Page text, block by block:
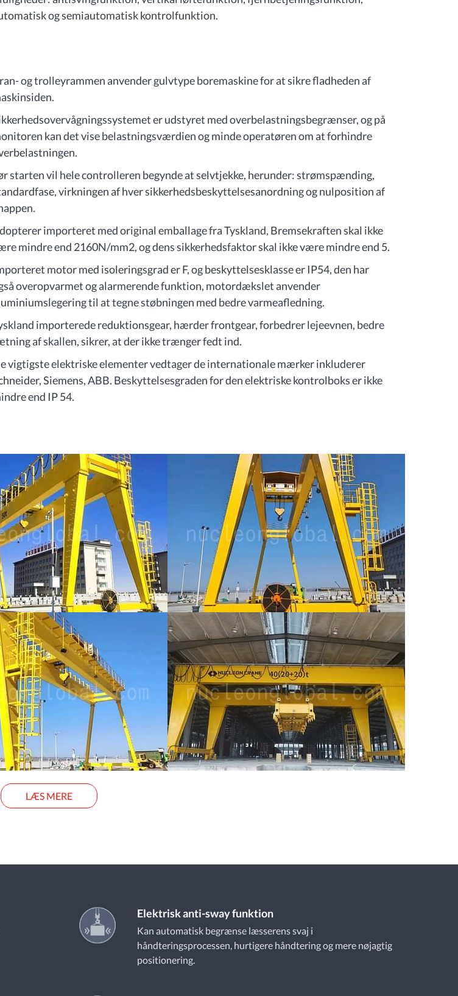
og semiautomatisk kontrolfunktion.
og trolleyrammen anvender gulvtype boremaskine for at sikre fladheden af
er udstyret med overbelastningsbegrænser, og på
kan det vise belastningsværdien og minde operatøren om at forhindre
starten vil hele controlleren begynde at selvtjekke, herunder: strømspænding,
virkningen af hver sikkerhedsbeskyttelsesanordning og nulposition af
importeret med original emballage fra Tyskland, Bremsekraften skal ikke
mindre end 2160N/mm2, og dens sikkerhedsfaktor skal ikke være mindre end 5.
motor med isoleringsgrad er F, og beskyttelsesklasse er IP54, den har
overopvarmet og alarmerende funktion, motordækslet anvender
til at tegne støbningen med bedre varmeafledning.
importerede reduktionsgear, hærder frontgear, forbedrer lejeevnen, bedre
af skallen, sikrer, at der ikke trænger fedt ind.
vigtigste elektriske elementer vedtager de internationale mærker inkluderer
Siemens, ABB. Beskyttelsesgraden for den elektriske kontrolboks er ikke
end IP 54.
LÆS MERE
Elektrisk anti-sway funktion
Kan automatisk begrænse læsserens svaj i
håndteringsprocessen, hurtigere håndtering og mere nøjagtig
positionering.